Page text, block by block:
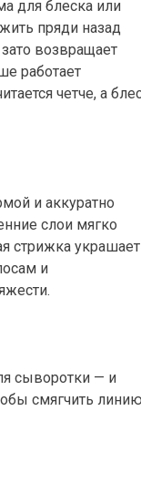
для блеска или
пряди назад
возвращает
работает
четче, а
и аккуратно
слои мягко
стрижка украшает
и
сыворотки — и
смягчить